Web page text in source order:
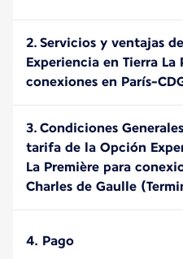
2. Servicios y ventajas
Experiencia en Tierra La
conexiones en París-
3. Condiciones
tarifa de la Opción
La Première para
Charles de Gaulle
4. Pago